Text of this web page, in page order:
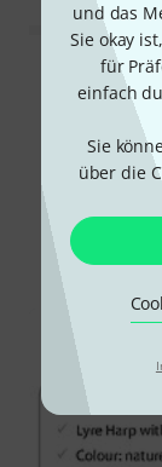
und das
Sie okay
für
einfach
Sie
über die